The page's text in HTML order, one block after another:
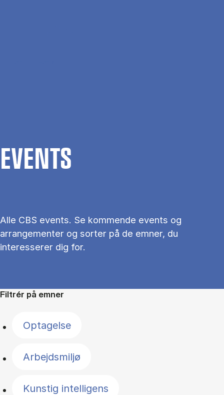
EVENTS
Alle CBS events. Se kommende events og
arrangementer og sorter på de emner, du
interesserer dig for.
Filtrér på emner
Optagelse
Arbejdsmiljø
Kunstig intelligens